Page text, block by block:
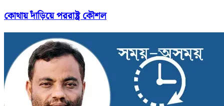
কোথায় দাঁড়িয়ে পররাষ্ট্র কৌশল